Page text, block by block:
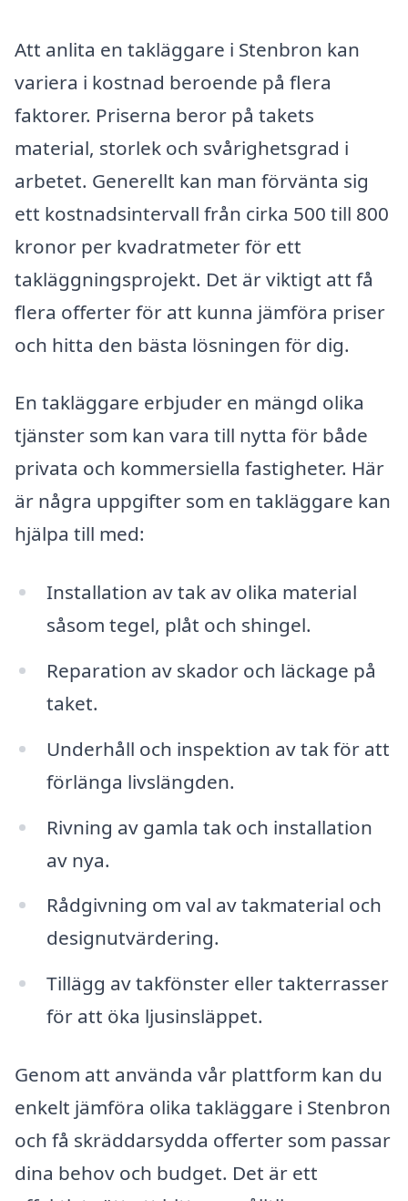
Att anlita en takläggare i Stenbron kan
variera i kostnad beroende på flera
faktorer. Priserna beror på takets
material, storlek och svårighetsgrad i
arbetet. Generellt kan man förvänta sig
ett kostnadsintervall från cirka 500 till 800
kronor per kvadratmeter för ett
takläggningsprojekt. Det är viktigt att få
flera offerter för att kunna jämföra priser
och hitta den bästa lösningen för dig.
En takläggare erbjuder en mängd olika
tjänster som kan vara till nytta för både
privata och kommersiella fastigheter. Här
är några uppgifter som en takläggare kan
hjälpa till med:
Installation av tak av olika material
såsom tegel, plåt och shingel.
Reparation av skador och läckage på
taket.
Underhåll och inspektion av tak för att
förlänga livslängden.
Rivning av gamla tak och installation
av nya.
Rådgivning om val av takmaterial och
designutvärdering.
Tillägg av takfönster eller takterrasser
för att öka ljusinsläppet.
Genom att använda vår plattform kan du
enkelt jämföra olika takläggare i Stenbron
och få skräddarsydda offerter som passar
dina behov och budget. Det är ett